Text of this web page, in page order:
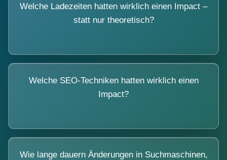
Welche Ladezeiten hatten wirklich einen Impact –
statt nur theoretisch?
Welche SEO-Techniken hatten wirklich einen
Impact?
Wie lange dauern Änderungen in Suchmaschinen,